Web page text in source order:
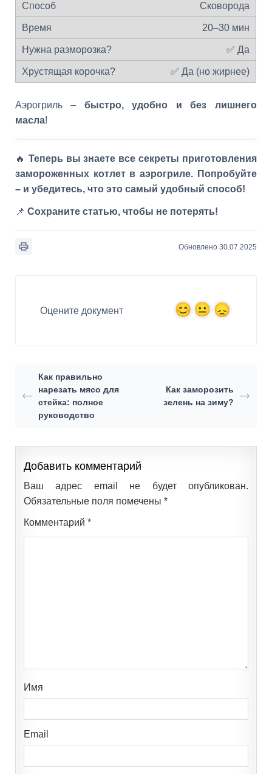
Сковорода
20–30 мин
✅ Да
✅ Да (но жирнее)
Аэрогриль – быстро, удобно и без лишнего
масла!
🔥 Теперь вы знаете все секреты приготовления
замороженных котлет в аэрогриле. Попробуйте
– и убедитесь, что это самый удобный способ!
📌 Сохраните статью, чтобы не потерять!
Обновлено 30.07.2025
Оцените документ
Как правильно
нарезать мясо для
стейка: полное
руководство
Как заморозить
зелень на зиму?
Добавить комментарий
Ваш адрес email не будет опубликован.
Обязательные поля помечены *
Комментарий *
Имя
Email